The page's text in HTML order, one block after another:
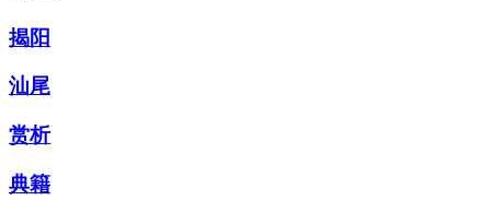
揭阳
汕尾
赏析
典籍